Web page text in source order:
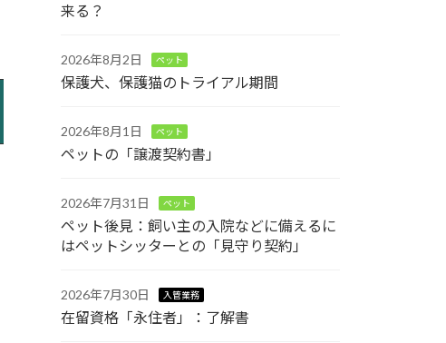
来る？
2026年8月2日 ペット
保護犬、保護猫のトライアル期間
2026年8月1日 ペット
ペットの「譲渡契約書」
2026年7月31日 ペット
ペット後見：飼い主の入院などに備えるに
はペットシッターとの「見守り契約」
2026年7月30日 入管業務
在留資格「永住者」：了解書